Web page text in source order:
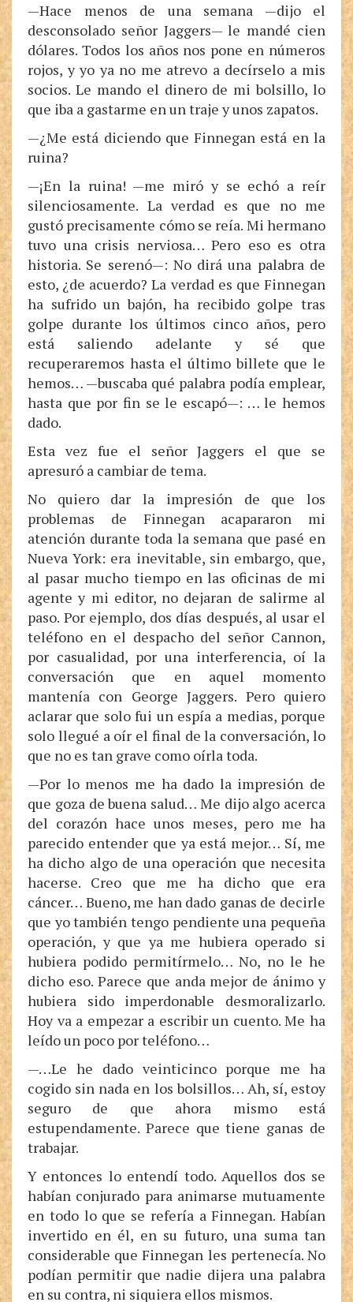
—Hace menos de una semana —dijo el
desconsolado señor Jaggers— le mandé cien
dólares. Todos los años nos pone en números
rojos, y yo ya no me atrevo a decírselo a mis
socios. Le mando el dinero de mi bolsillo, lo
que iba a gastarme en un traje y unos zapatos.
—¿Me está diciendo que Finnegan está en la
ruina?
—¡En la ruina! —me miró y se echó a reír
silenciosamente. La verdad es que no me
gustó precisamente cómo se reía. Mi hermano
tuvo una crisis nerviosa… Pero eso es otra
historia. Se serenó—: No dirá una palabra de
esto, ¿de acuerdo? La verdad es que Finnegan
ha sufrido un bajón, ha recibido golpe tras
golpe durante los últimos cinco años, pero
está saliendo adelante y sé que
recuperaremos hasta el último billete que le
hemos… —buscaba qué palabra podía emplear,
hasta que por fin se le escapó—: … le hemos
dado.
Esta vez fue el señor Jaggers el que se
apresuró a cambiar de tema.
No quiero dar la impresión de que los
problemas de Finnegan acapararon mi
atención durante toda la semana que pasé en
Nueva York: era inevitable, sin embargo, que,
al pasar mucho tiempo en las oficinas de mi
agente y mi editor, no dejaran de salirme al
paso. Por ejemplo, dos días después, al usar el
teléfono en el despacho del señor Cannon,
por casualidad, por una interferencia, oí la
conversación que en aquel momento
mantenía con George Jaggers. Pero quiero
aclarar que solo fui un espía a medias, porque
solo llegué a oír el final de la conversación, lo
que no es tan grave como oírla toda.
—Por lo menos me ha dado la impresión de
que goza de buena salud… Me dijo algo acerca
del corazón hace unos meses, pero me ha
parecido entender que ya está mejor… Sí, me
ha dicho algo de una operación que necesita
hacerse. Creo que me ha dicho que era
cáncer… Bueno, me han dado ganas de decirle
que yo también tengo pendiente una pequeña
operación, y que ya me hubiera operado si
hubiera podido permitírmelo… No, no le he
dicho eso. Parece que anda mejor de ánimo y
hubiera sido imperdonable desmoralizarlo.
Hoy va a empezar a escribir un cuento. Me ha
leído un poco por teléfono…
—…Le he dado veinticinco porque me ha
cogido sin nada en los bolsillos… Ah, sí, estoy
seguro de que ahora mismo está
estupendamente. Parece que tiene ganas de
trabajar.
Y entonces lo entendí todo. Aquellos dos se
habían conjurado para animarse mutuamente
en todo lo que se refería a Finnegan. Habían
invertido en él, en su futuro, una suma tan
considerable que Finnegan les pertenecía. No
podían permitir que nadie dijera una palabra
en su contra, ni siquiera ellos mismos.